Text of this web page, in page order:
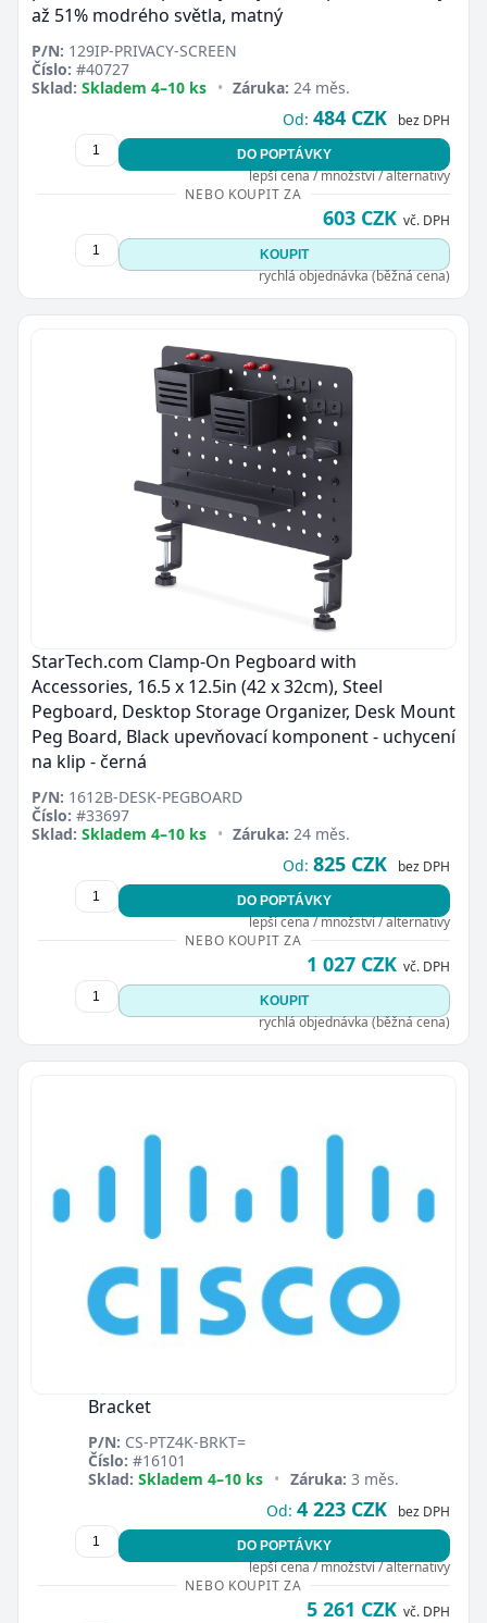
až 51% modrého světla, matný
P/N: 129IP-PRIVACY-SCREEN
Číslo: #40727
Sklad: Skladem 4–10 ks • Záruka: 24 měs.
Od: 484 CZK bez DPH
DO POPTÁVKY
lepší cena / množství / alternativy
NEBO KOUPIT ZA
603 CZK vč. DPH
KOUPIT
rychlá objednávka (běžná cena)
StarTech.com Clamp-On Pegboard with
Accessories, 16.5 x 12.5in (42 x 32cm), Steel
Pegboard, Desktop Storage Organizer, Desk Mount
Peg Board, Black upevňovací komponent - uchycení
na klip - černá
P/N: 1612B-DESK-PEGBOARD
Číslo: #33697
Sklad: Skladem 4–10 ks • Záruka: 24 měs.
Od: 825 CZK bez DPH
DO POPTÁVKY
lepší cena / množství / alternativy
NEBO KOUPIT ZA
1 027 CZK vč. DPH
KOUPIT
rychlá objednávka (běžná cena)
Bracket
P/N: CS-PTZ4K-BRKT=
Číslo: #16101
Sklad: Skladem 4–10 ks • Záruka: 3 měs.
Od: 4 223 CZK bez DPH
DO POPTÁVKY
lepší cena / množství / alternativy
NEBO KOUPIT ZA
5 261 CZK vč. DPH